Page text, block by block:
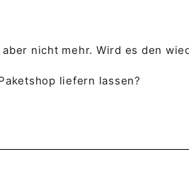
nicht mehr. Wird es den
liefern lassen?